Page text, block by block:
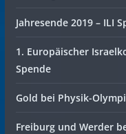
Jahresende 2019 – ILI
1. Europäischer
Spende
Gold bei Physik-
Freiburg und Werder